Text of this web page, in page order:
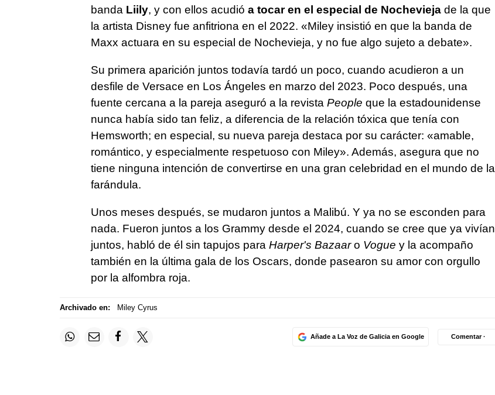
banda Liily, y con ellos acudió a tocar en el especial de Nocheviejade la que
la artista Disney fue anfitriona en el 2022. «Miley insistió en que la banda de
Maxx actuara en su especial de Nochevieja, y no fue algo sujeto a debate».
Su primera aparición juntos todavía tardó un poco, cuando acudieron a un
desfile de Versace en Los Ángeles en marzo del 2023. Poco después, una
fuente cercana a la pareja aseguró a la revista People que la estadounidense
nunca había sido tan feliz, a diferencia de la relación tóxica que tenía con
Hemsworth; en especial, su nueva pareja destaca por su carácter: «amable,
romántico, y especialmente respetuoso con Miley». Además, asegura que no
tiene ninguna intención de convertirse en una gran celebridad en el mundo de la
farándula.
Unos meses después, se mudaron juntos a Malibú. Y ya no se esconden para
nada. Fueron juntos a los Grammy desde el 2024, cuando se cree que ya vivían
juntos, habló de él sin tapujos para Harper's Bazaaro Vogue y la acompaño
también en la última gala de los Oscars, donde pasearon su amor con orgullo
por la alfombra roja.
Archivado en: Miley Cyrus
Añade a La Voz de Galicia en Google Comentar ·